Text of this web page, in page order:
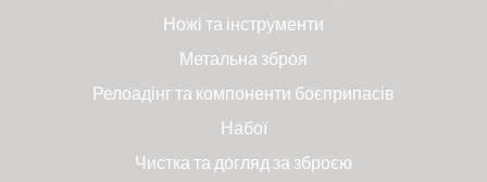
Ножі та інструменти
Метальна зброя
Релоадінг та компоненти боєприпасів
Набої
Чистка та догляд за зброєю